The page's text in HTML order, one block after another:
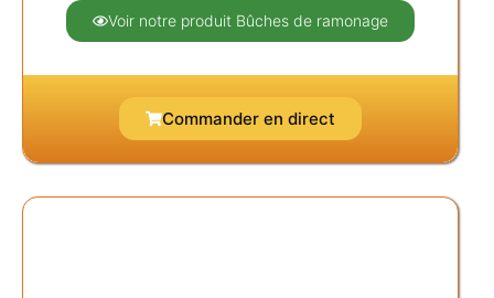
Voir notre produit Bûches de ramonage
Commander en direct